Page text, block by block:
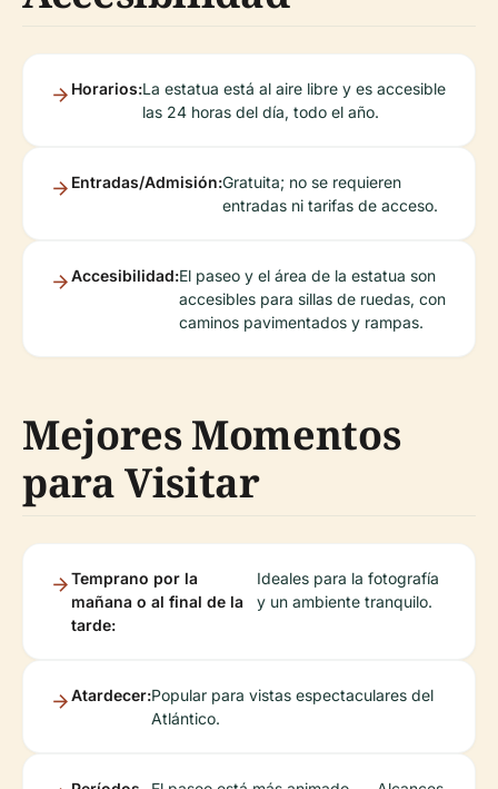
Horarios:La estatua está al aire libre y es accesible
las 24 horas del día, todo el año.
Entradas/Admisión:Gratuita; no se requieren
entradas ni tarifas de acceso.
Accesibilidad:El paseo y el área de la estatua son
accesibles para sillas de ruedas, con
caminos pavimentados y rampas.
Mejores Momentos
para Visitar
Temprano por la
mañana o al final de la
tarde:
Ideales para la fotografía
y un ambiente tranquilo.
Atardecer:Popular para vistas espectaculares del
Atlántico.